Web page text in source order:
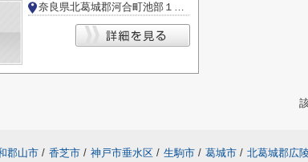
奈良県北葛城郡河合町池部１丁目
郡山市 / 香芝市 / 神戸市垂水区 / 生駒市 / 葛城市 / 北葛城郡広